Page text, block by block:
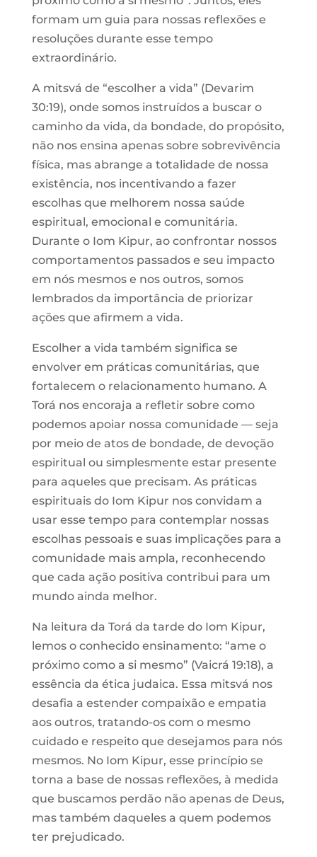
formam um guia para nossas reflexões e
resoluções durante esse tempo
extraordinário.
A mitsvá de “escolher a vida” (Devarim
30:19), onde somos instruídos a buscar o
caminho da vida, da bondade, do propósito,
não nos ensina apenas sobre sobrevivência
física, mas abrange a totalidade de nossa
existência, nos incentivando a fazer
escolhas que melhorem nossa saúde
espiritual, emocional e comunitária.
Durante o Iom Kipur, ao confrontar nossos
comportamentos passados ​​e seu impacto
em nós mesmos e nos outros, somos
lembrados da importância de priorizar
ações que afirmem a vida.
Escolher a vida também significa se
envolver em práticas comunitárias, que
fortalecem o relacionamento humano. A
Torá nos encoraja a refletir sobre como
podemos apoiar nossa comunidade — seja
por meio de atos de bondade, de devoção
espiritual ou simplesmente estar presente
para aqueles que precisam. As práticas
espirituais do Iom Kipur nos convidam a
usar esse tempo para contemplar nossas
escolhas pessoais e suas implicações para a
comunidade mais ampla, reconhecendo
que cada ação positiva contribui para um
mundo ainda melhor.
Na leitura da Torá da tarde do Iom Kipur,
lemos o conhecido ensinamento: “ame o
próximo como a si mesmo” (Vaicrá 19:18), a
essência da ética judaica. Essa mitsvá nos
desafia a estender compaixão e empatia
aos outros, tratando-os com o mesmo
cuidado e respeito que desejamos para nós
mesmos. No Iom Kipur, esse princípio se
torna a base de nossas reflexões, à medida
que buscamos perdão não apenas de Deus,
mas também daqueles a quem podemos
ter prejudicado.